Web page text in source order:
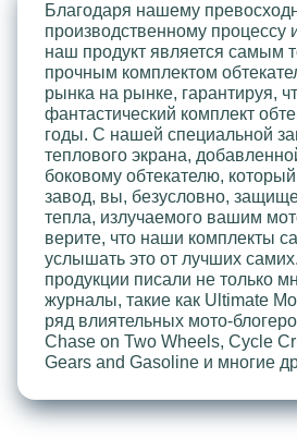
Благодаря нашему
производственному процессу
наш продукт является самым
прочным комплектом
рынка на рынке, гарантируя,
фантастический комплект
годы. С нашей специальной
теплового экрана,
боковому обтекателю,
завод, вы, безусловно,
тепла, излучаемого вашим
верите, что наши комплекты
услышать это от лучших
продукции писали не только
журналы, такие как Ultimate
ряд влиятельных мото-
Chase on Two Wheels, Cycle
Gears and Gasoline и многие